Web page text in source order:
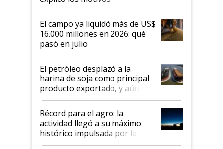
El campo ya liquidó más de US$
16.000 millones en 2026: qué
pasó en julio
El petróleo desplazó a la
harina de soja como principal
producto exportado, y aún así
el agro aportó casi seis de cada
diez dólares y sostuvo el
liderazgo en un semestre
récord
Récord para el agro: la
actividad llegó a su máximo
histórico impulsada por la
cosecha y las exportaciones